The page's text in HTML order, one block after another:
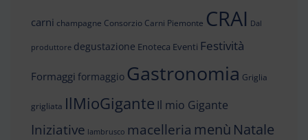
carni champagne Consorzio Carni Piemonte CRAI Dal
produttore degustazione Enoteca Eventi Festività
Formaggi formaggio Gastronomia Griglia
grigliata IlMioGigante Il mio Gigante
Iniziative lambrusco macelleria menù Natale